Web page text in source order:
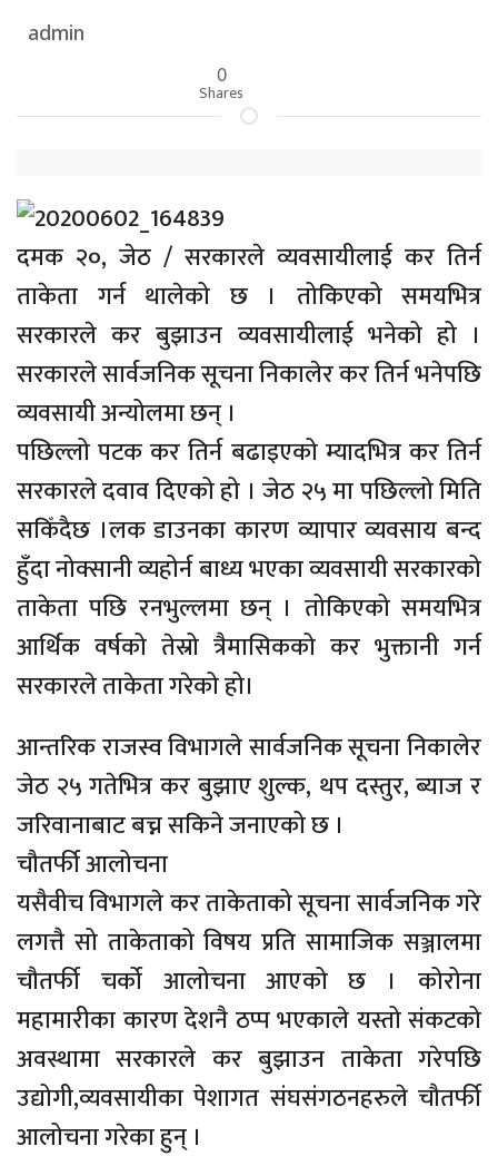
admin
0
Shares
दमक २०, जेठ / सरकारले व्यवसायीलाई कर तिर्न
ताकेता गर्न थालेको छ । तोकिएको समयभित्र
सरकारले कर बुझाउन व्यवसायीलाई भनेको हो ।
सरकारले सार्वजनिक सूचना निकालेर कर तिर्न भनेपछि
व्यवसायी अन्योलमा छन् ।
पछिल्लो पटक कर तिर्न बढाइएको म्यादभित्र कर तिर्न
सरकारले दवाव दिएको हो । जेठ २५ मा पछिल्लो मिति
सकिँदैछ ।लक डाउनका कारण व्यापार व्यवसाय बन्द
हुँदा नोक्सानी व्यहोर्न बाध्य भएका व्यवसायी सरकारको
ताकेता पछि रनभुल्लमा छन् । तोकिएको समयभित्र
आर्थिक वर्षको तेस्रो त्रैमासिकको कर भुक्तानी गर्न
सरकारले ताकेता गरेको हो।
आन्तरिक राजस्व विभागले सार्वजनिक सूचना निकालेर
जेठ २५ गतेभित्र कर बुझाए शुल्क, थप दस्तुर, ब्याज र
जरिवानाबाट बच्न सकिने जनाएको छ ।
चौतर्फी आलोचना
यसैवीच विभागले कर ताकेताको सूचना सार्वजनिक गरे
लगत्तै सो ताकेताको विषय प्रति सामाजिक सञ्जालमा
चौतर्फी चर्को आलोचना आएको छ । कोरोना
महामारीका कारण देशनै ठप्प भएकाले यस्तो संकटको
अवस्थामा सरकारले कर बुझाउन ताकेता गरेपछि
उद्योगी,व्यवसायीका पेशागत संघसंगठनहरुले चौतर्फी
आलोचना गरेका हुन् ।